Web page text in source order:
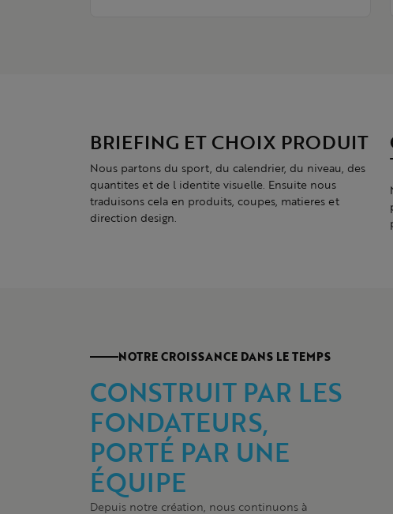
BRIEFING ET CHOIX PRODUIT
Nous partons du sport, du calendrier, du niveau, des
quantites et de l identite visuelle. Ensuite nous
traduisons cela en produits, coupes, matieres et
direction design.
NOTRE CROISSANCE DANS LE TEMPS
CONSTRUIT PAR LES
FONDATEURS,
PORTÉ PAR UNE
ÉQUIPE
Depuis notre création, nous continuons à